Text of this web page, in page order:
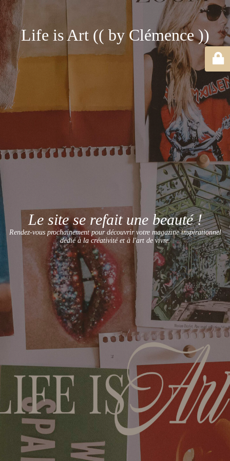
Life is Art (( by Clémence ))
Le site se refait une beauté !
Rendez-vous prochainement pour découvrir votre magazine inspirationnel
dédié à la créativité et à l'art de vivre.